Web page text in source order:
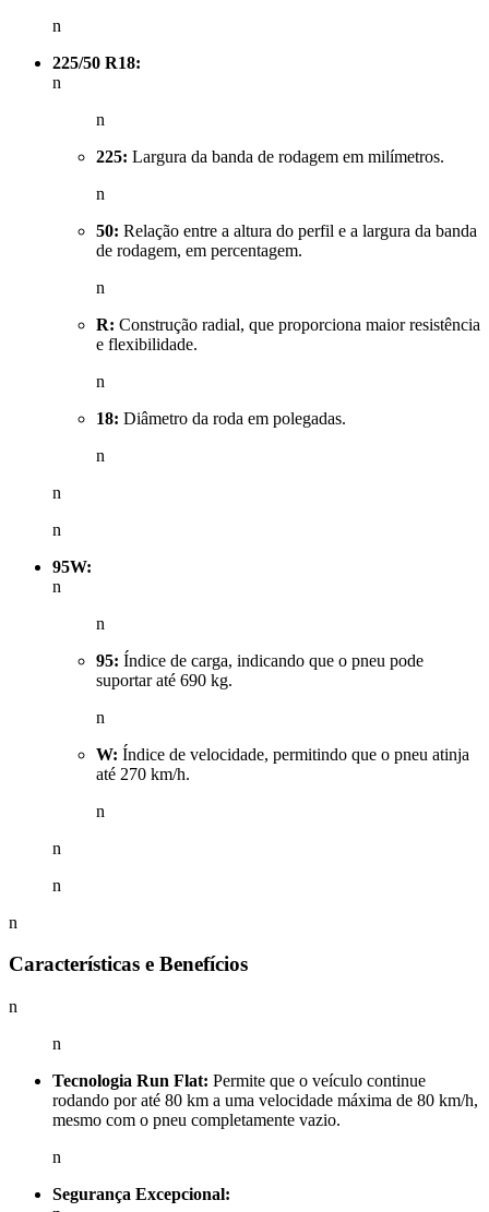
n
225/50 R18:
n
n
225: Largura da banda de rodagem em milímetros.
n
50: Relação entre a altura do perfil e a largura da banda
de rodagem, em percentagem.
n
R: Construção radial, que proporciona maior resistência
e flexibilidade.
n
18: Diâmetro da roda em polegadas.
n
n
n
95W:
n
n
95: Índice de carga, indicando que o pneu pode
suportar até 690 kg.
n
W: Índice de velocidade, permitindo que o pneu atinja
até 270 km/h.
n
n
n
n
Características e Benefícios
n
n
Tecnologia Run Flat: Permite que o veículo continue
rodando por até 80 km a uma velocidade máxima de 80 km/h,
mesmo com o pneu completamente vazio.
n
Segurança Excepcional: